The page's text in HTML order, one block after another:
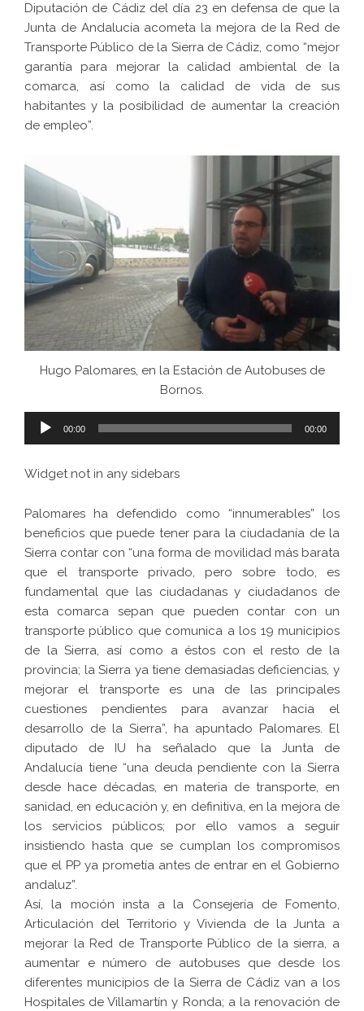
Diputación de Cádiz del día 23 en defensa de que la
Junta de Andalucía acometa la mejora de la Red de
Transporte Público de la Sierra de Cádiz, como “mejor
garantía para mejorar la calidad ambiental de la
comarca, así como la calidad de vida de sus
habitantes y la posibilidad de aumentar la creación
de empleo”.
Hugo Palomares, en la Estación de Autobuses de
Bornos.
Reproductor
00:00 00:00
Widget not in any sidebars
Palomares ha defendido como “innumerables” los
beneficios que puede tener para la ciudadanía de la
Sierra contar con “una forma de movilidad más barata
que el transporte privado, pero sobre todo, es
fundamental que las ciudadanas y ciudadanos de
esta comarca sepan que pueden contar con un
transporte público que comunica a los 19 municipios
de la Sierra, así como a éstos con el resto de la
provincia; la Sierra ya tiene demasiadas deficiencias, y
mejorar el transporte es una de las principales
cuestiones pendientes para avanzar hacia el
desarrollo de la Sierra”, ha apuntado Palomares. El
diputado de IU ha señalado que la Junta de
Andalucía tiene “una deuda pendiente con la Sierra
desde hace décadas, en materia de transporte, en
sanidad, en educación y, en definitiva, en la mejora de
los servicios públicos; por ello vamos a seguir
insistiendo hasta que se cumplan los compromisos
que el PP ya prometía antes de entrar en el Gobierno
andaluz”.
Así, la moción insta a la Consejería de Fomento,
Articulación del Territorio y Vivienda de la Junta a
mejorar la Red de Transporte Público de la sierra, a
aumentar e número de autobuses que desde los
diferentes municipios de la Sierra de Cádiz van a los
Hospitales de Villamartín y Ronda; a la renovación de